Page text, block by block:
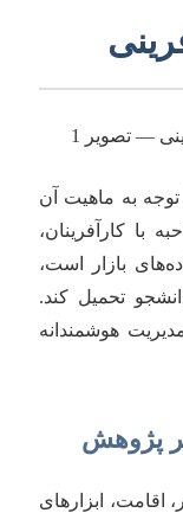
توجه به ماهیت آن
با کارآفرینان،
بازار است،
تحمیل کند.
هوشمندانه
پژوهش
اقامت، ابزارهای